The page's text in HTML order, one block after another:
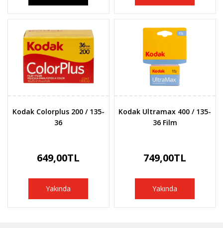
Kodak Colorplus 200 / 135-
36
649,00TL
Yakında
Kodak Ultramax 400 / 135-
36 Film
749,00TL
Yakında